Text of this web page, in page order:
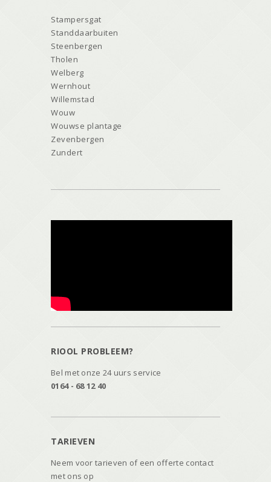
Stampersgat
Standdaarbuiten
Steenbergen
Tholen
Welberg
Wernhout
Willemstad
Wouw
Wouwse plantage
Zevenbergen
Zundert
RIOOL PROBLEEM?
Bel met onze 24 uurs service
0164 - 68 12 40
TARIEVEN
Neem voor tarieven of een offerte contact
met ons op